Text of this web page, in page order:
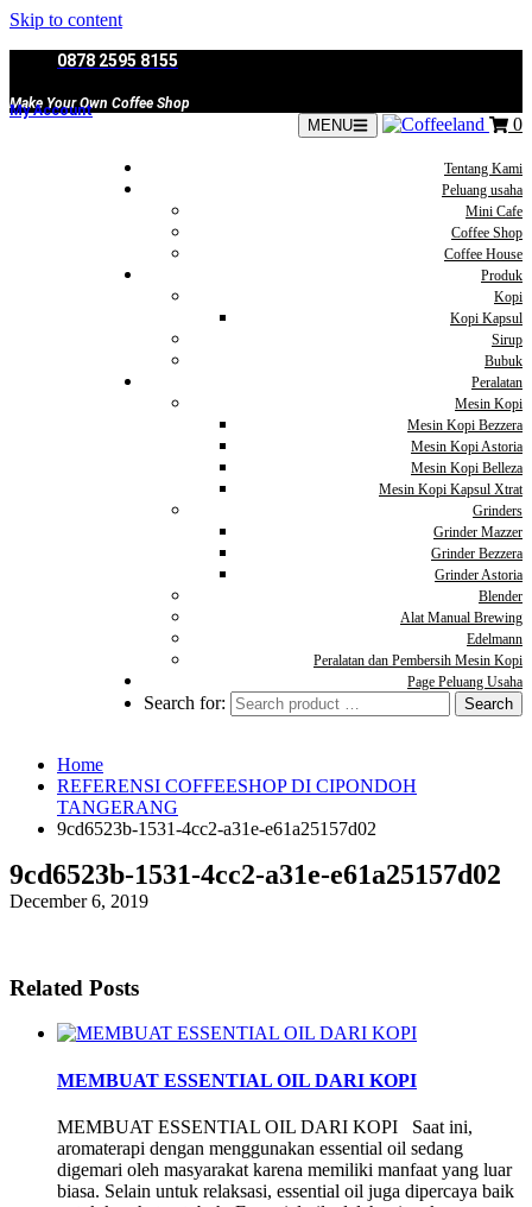
Skip to content
0878 2595 8155
Make Your Own Coffee Shop
My Account
MENU 0
Tentang Kami
Peluang usaha
Mini Cafe
Coffee Shop
Coffee House
Produk
Kopi
Kopi Kapsul
Sirup
Bubuk
Peralatan
Mesin Kopi
Mesin Kopi Bezzera
Mesin Kopi Astoria
Mesin Kopi Belleza
Mesin Kopi Kapsul Xtrat
Grinders
Grinder Mazzer
Grinder Bezzera
Grinder Astoria
Blender
Alat Manual Brewing
Edelmann
Peralatan dan Pembersih Mesin Kopi
Page Peluang Usaha
Search for:
Home
REFERENSI COFFEESHOP DI CIPONDOH
TANGERANG
9cd6523b-1531-4cc2-a31e-e61a25157d02
9cd6523b-1531-4cc2-a31e-e61a25157d02
December 6, 2019
Related Posts
MEMBUAT ESSENTIAL OIL DARI KOPI
MEMBUAT ESSENTIAL OIL DARI KOPI Saat ini,
aromaterapi dengan menggunakan essential oil sedang
digemari oleh masyarakat karena memiliki manfaat yang luar
biasa. Selain untuk relaksasi, essential oil juga dipercaya baik